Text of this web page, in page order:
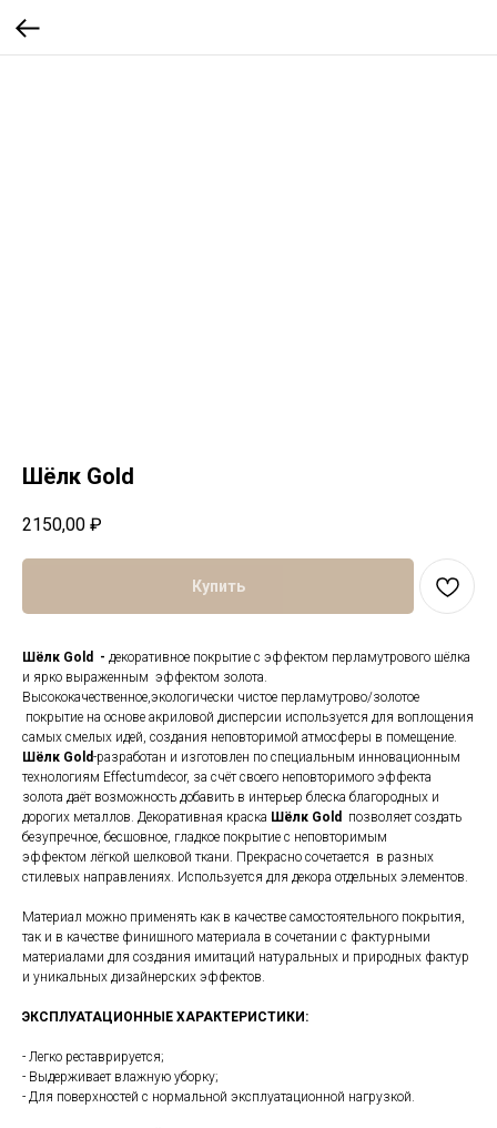
Шёлк Gold
2150,00 ₽
Купить
Шёлк Gold - декоративное покрытие с эффектом перламутрового шёлка
и ярко выраженным эффектом золота.
Высококачественное,экологически чистое перламутрово/золотое
покрытие на основе акриловой дисперсии используется для воплощения
самых смелых идей, создания неповторимой атмосферы в помещение.
Шёлк Gold-разработан и изготовлен по специальным инновационным
технологиям Effectumdecor, за счёт своего неповторимого эффекта
золота даёт возможность добавить в интерьер блеска благородных и
дорогих металлов. Декоративная краска Шёлк Gold позволяет создать
безупречное, бесшовное, гладкое покрытие с неповторимым
эффектом лёгкой шелковой ткани. Прекрасно сочетается в разных
стилевых направлениях. Используется для декора отдельных элементов.
Материал можно применять как в качестве самостоятельного покрытия,
так и в качестве финишного материала в сочетании с фактурными
материалами для создания имитаций натуральных и природных фактур
и уникальных дизайнерских эффектов.
ЭКСПЛУАТАЦИОННЫЕ ХАРАКТЕРИСТИКИ:
- Легко реставрируется;
- Выдерживает влажную уборку;
- Для поверхностей с нормальной эксплуатационной нагрузкой.